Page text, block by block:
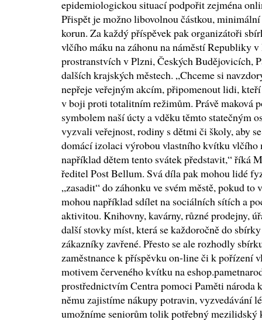
epidemiologickou situací podpořit zejména
Přispět je možno libovolnou částkou,
korun. Za každý příspěvek pak organizátoři
vlčího máku na záhonu na náměstí Republiky v
prostranstvích v Plzni, Českých Budějovicích,
dalších krajských městech. „Chceme si
nepřeje veřejným akcím, připomenout lidi,
v boji proti totalitním režimům. Právě maková
symbolem naší úcty a vděku těmto statečným
vyzvali veřejnost, rodiny s dětmi či školy, aby
domácí izolaci výrobou vlastního kvítku vlčího
například dětem tento svátek představit,“ říká
ředitel Post Bellum. Svá díla pak mohou lidé
„zasadit“ do záhonku ve svém městě, pokud
mohou například sdílet na sociálních sítích a
aktivitou. Knihovny, kavárny, různé prodejny,
další stovky míst, která se každoročně do
zákazníky zavřené. Přesto se ale rozhodly
zaměstnance k příspěvku on-line či k pořízení
motivem červeného kvítku na
prostřednictvím Centra pomoci Paměti
němu zajistíme nákupy potravin, vyzvedávání
umožníme seniorům tolik potřebný mezilidský